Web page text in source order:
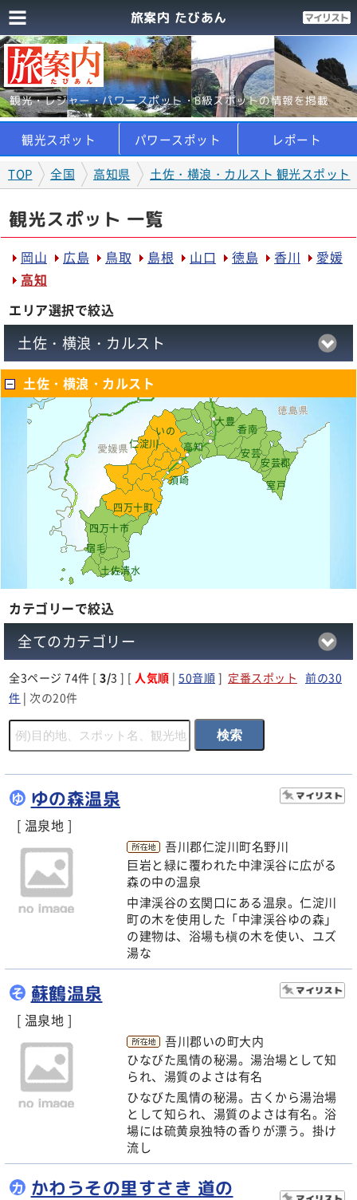
旅案内 たびあん
観光・レジャー・パワースポット・B級スポットの情報を掲載
観光スポット パワースポット
レポート
TOP
全国 高知県 土佐・横浪・カルスト 観光スポット
観光スポット 一覧
岡山 広島 鳥取 島根 山口 徳島 香川
愛媛
高知
エリア選択で絞込
土佐・横浪・カルスト
土佐・横浪・カルスト
室戸
安芸郡
安芸
香南
大豊
高知
いの
四万十町
仁淀川
須崎
四万十市
土佐清水
宿毛
カテゴリーで絞込
全てのカテゴリー
全3ページ 74件 [ 3/3 ] [ 人気順 | 50音順 ] 定番スポット 前の30
件 | 次の20件
ゆ ゆの森温泉
[ 温泉地 ]
吾川郡仁淀川町名野川
巨岩と緑に覆われた中津渓谷に広がる
森の中の温泉
中津渓谷の玄関口にある温泉。仁淀川
町の木を使用した「中津渓谷ゆの森」
の建物は、浴場も槇の木を使い、ユズ
湯な
そ 蘇鶴温泉
[ 温泉地 ]
吾川郡いの町大内
ひなびた風情の秘湯。湯治場として知
られ、湯質のよさは有名
ひなびた風情の秘湯。古くから湯治場
として知られ、湯質のよさは有名。浴
場には硫黄泉独特の香りが漂う。掛け
流し
カ かわうその里すさき 道の